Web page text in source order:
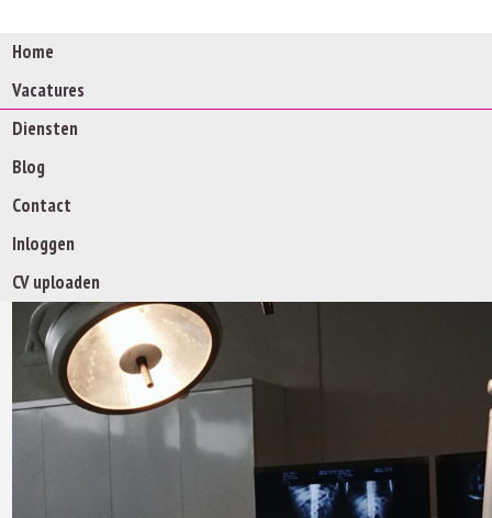
Home
Vacatures
Diensten
Blog
Contact
Inloggen
CV uploaden